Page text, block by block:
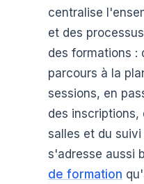
centralise
et des
des formations :
parcours à la
sessions, en
des inscriptions,
salles et du
s'adresse aussi
de formation